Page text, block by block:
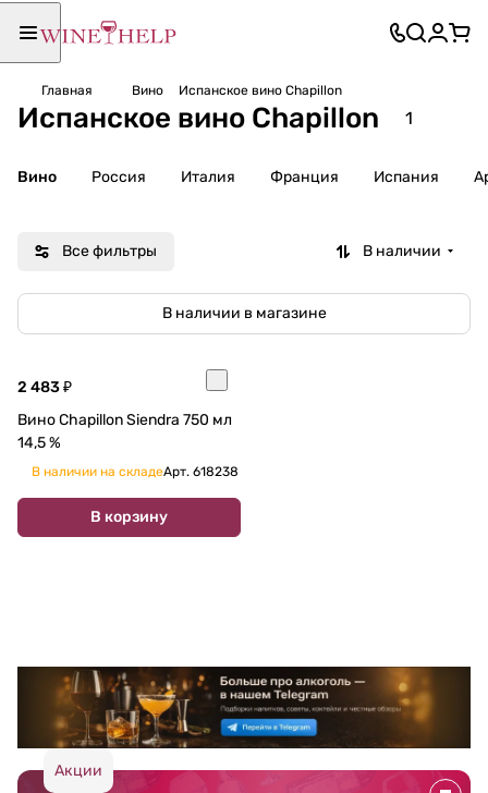
Главная Вино Испанское вино Chapillon
Испанское вино Chapillon 1
Вино Россия Италия Франция Испания
Все фильтры В наличии
В наличии в магазине
2 483 ₽
Вино Chapillon Siendra 750 мл
14,5 %
В наличии на складеАрт. 618238
В корзину
Акции